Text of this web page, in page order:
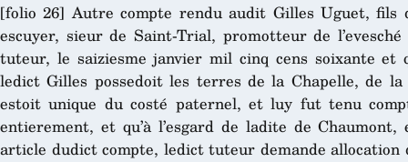
[folio 26] Autre compte rendu audit Gilles Uguet, fils
escuyer, sieur de Saint-Trial, promotteur de
tuteur, le saiziesme janvier mil cinq cens soixante
ledict Gilles possedoit les terres de la Chapelle, de
estoit unique du costé paternel, et luy fut tenu
entierement, et qu’à l’esgard de ladite de
article dudict compte, ledict tuteur demande allocation